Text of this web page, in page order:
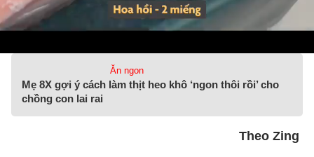
Ăn ngon
Mẹ 8X gợi ý cách làm thịt heo khô ‘ngon thôi rồi’ cho
chồng con lai rai
Theo Zing